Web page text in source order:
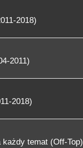
2018)
2011)
2018)
każdy temat (Off-Top)